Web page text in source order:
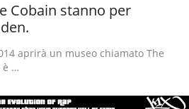
Cobain stanno per
aprirà un museo chiamato The
è …